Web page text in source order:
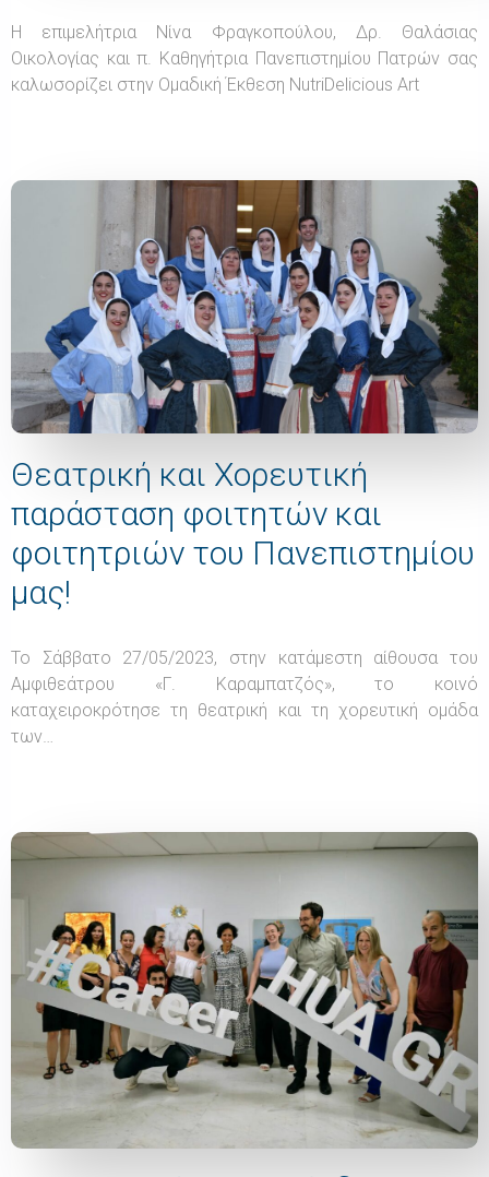
Η επιμελήτρια Νίνα Φραγκοπούλου, Δρ. Θαλάσιας
Οικολογίας και π. Καθηγήτρια Πανεπιστημίου Πατρών σας
καλωσορίζει στην Ομαδική Έκθεση NutriDelicious Art​
Θεατρική και Χορευτική
παράσταση φοιτητών και
φοιτητριών του Πανεπιστημίου
μας!
Το Σάββατο 27/05/2023, στην κατάμεστη αίθουσα του
Αμφιθεάτρου «Γ. Καραμπατζός», το κοινό
καταχειροκρότησε τη θεατρική και τη χορευτική ομάδα
των…